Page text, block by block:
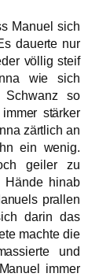
Manuel sich
dauerte nur
völlig steif
wie sich
so
stärker
zärtlich an
ein wenig.
geiler zu
Hände hinab
prallen
darin das
machte die
und
immer